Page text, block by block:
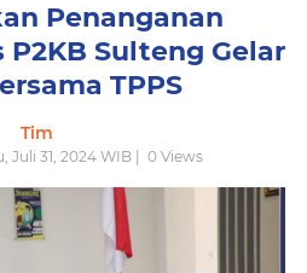
Penanganan
Sulteng Gelar
TPPS
Tim
Juli 31, 2024 WIB | 0 Views